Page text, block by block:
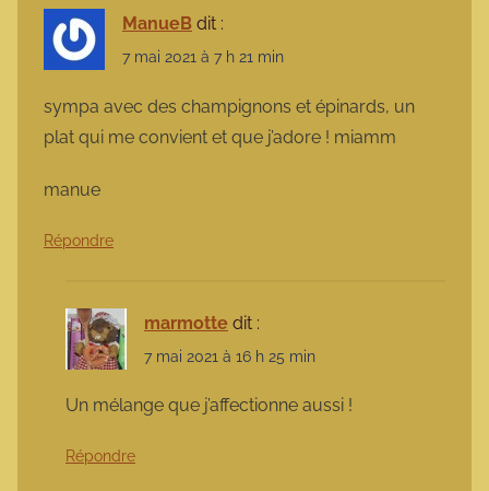
ManueB dit :
7 mai 2021 à 7 h 21 min
sympa avec des champignons et épinards, un
plat qui me convient et que j’adore ! miamm
manue
Répondre
marmotte dit :
7 mai 2021 à 16 h 25 min
Un mélange que j’affectionne aussi !
Répondre